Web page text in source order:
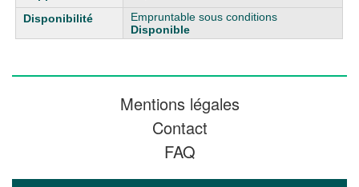
Empruntable sous conditions
Disponible
Mentions légales
Contact
FAQ